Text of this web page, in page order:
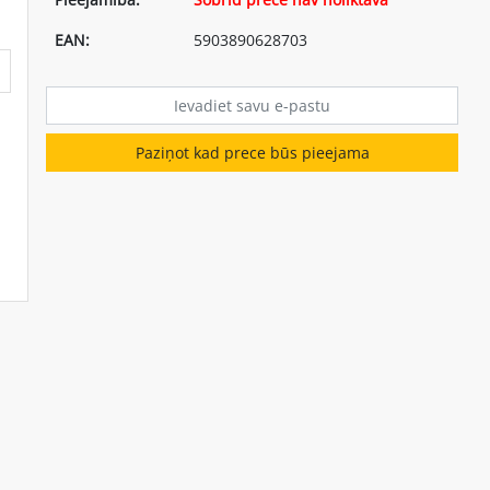
EAN:
5903890628703
Paziņot kad prece būs pieejama